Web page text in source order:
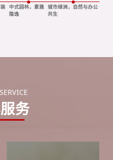
中式园林，素雅
隐逸
城市绿洲，自然与办公
共生
务